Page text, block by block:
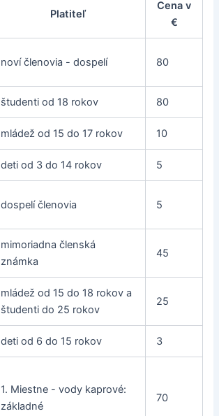
Platiteľ
Cena v
€
noví členovia - dospelí 80
študenti od 18 rokov 80
mládež od 15 do 17 rokov 10
deti od 3 do 14 rokov 5
dospelí členovia 5
mimoriadna členská
známka
45
mládež od 15 do 18 rokov a
študenti do 25 rokov
25
deti od 6 do 15 rokov 3
1. Miestne - vody kaprové:
základné
70